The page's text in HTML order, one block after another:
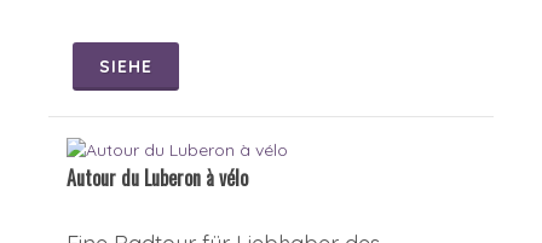
SIEHE
Autour du Luberon à vélo